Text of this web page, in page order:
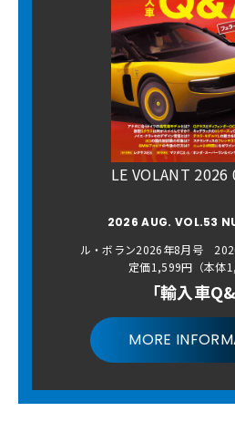
LE VOLANT 2026
2026 AUG. VOL.53
ル・ボラン2026年8月号
定価1,599円（本体
「輸入車
MORE